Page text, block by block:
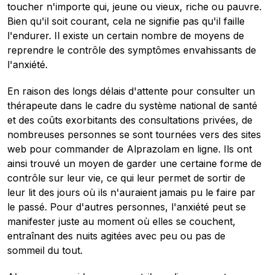
toucher n'importe qui, jeune ou vieux, riche ou pauvre.
Bien qu'il soit courant, cela ne signifie pas qu'il faille
l'endurer. Il existe un certain nombre de moyens de
reprendre le contrôle des symptômes envahissants de
l'anxiété.
En raison des longs délais d'attente pour consulter un
thérapeute dans le cadre du système national de santé
et des coûts exorbitants des consultations privées, de
nombreuses personnes se sont tournées vers des sites
web pour commander de Alprazolam en ligne. Ils ont
ainsi trouvé un moyen de garder une certaine forme de
contrôle sur leur vie, ce qui leur permet de sortir de
leur lit des jours où ils n'auraient jamais pu le faire par
le passé. Pour d'autres personnes, l'anxiété peut se
manifester juste au moment où elles se couchent,
entraînant des nuits agitées avec peu ou pas de
sommeil du tout.